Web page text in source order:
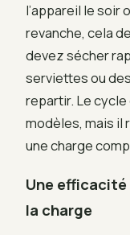
l’appareil le soir
revanche, cela
devez sécher
serviettes ou
repartir. Le
modèles, mais il
une charge
Une
la charge